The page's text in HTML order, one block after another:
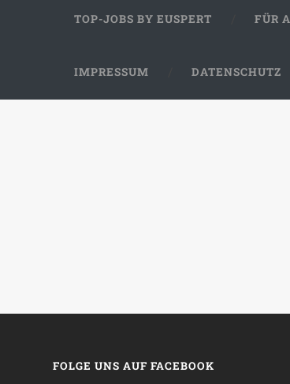
TOP-JOBS BY EUSPERT FÜR
IMPRESSUM DATENSCHUTZ
FOLGE UNS AUF FACEBOOK